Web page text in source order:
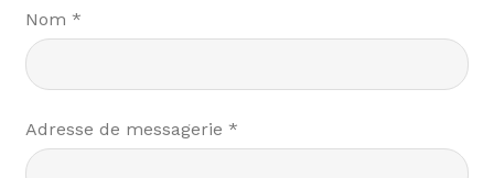
Nom *
Adresse de messagerie *